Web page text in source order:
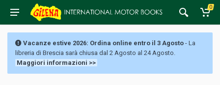
0
Vacanze estive 2026: Ordina online entro il 3 Agosto - La
libreria di Brescia sarà chiusa dal 2 Agosto al 24 Agosto.
Maggiori informazioni >>